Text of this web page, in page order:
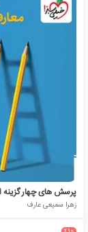
زهرا سمیعی عارف